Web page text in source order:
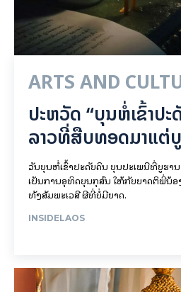
ARTS AND
ປະຫວັດ “ບຸນຫໍ່ເຂົ້າປ
ລາວທີ່ສືບທອດມາແຕ່
ວັນບຸນຫໍ່ເຂົ້າປະດັບດິນ ບຸນປະເພນີທີ່ບູຮາ
ເປັນການອຸທິດບຸນກຸສົນ ໃຫ້ກັບຍາດຕິພີ່ນ້
ທັງສັມພະເວສີ ຜີທີ່ບໍ່ມີຍາດ.
INSIDELAOS